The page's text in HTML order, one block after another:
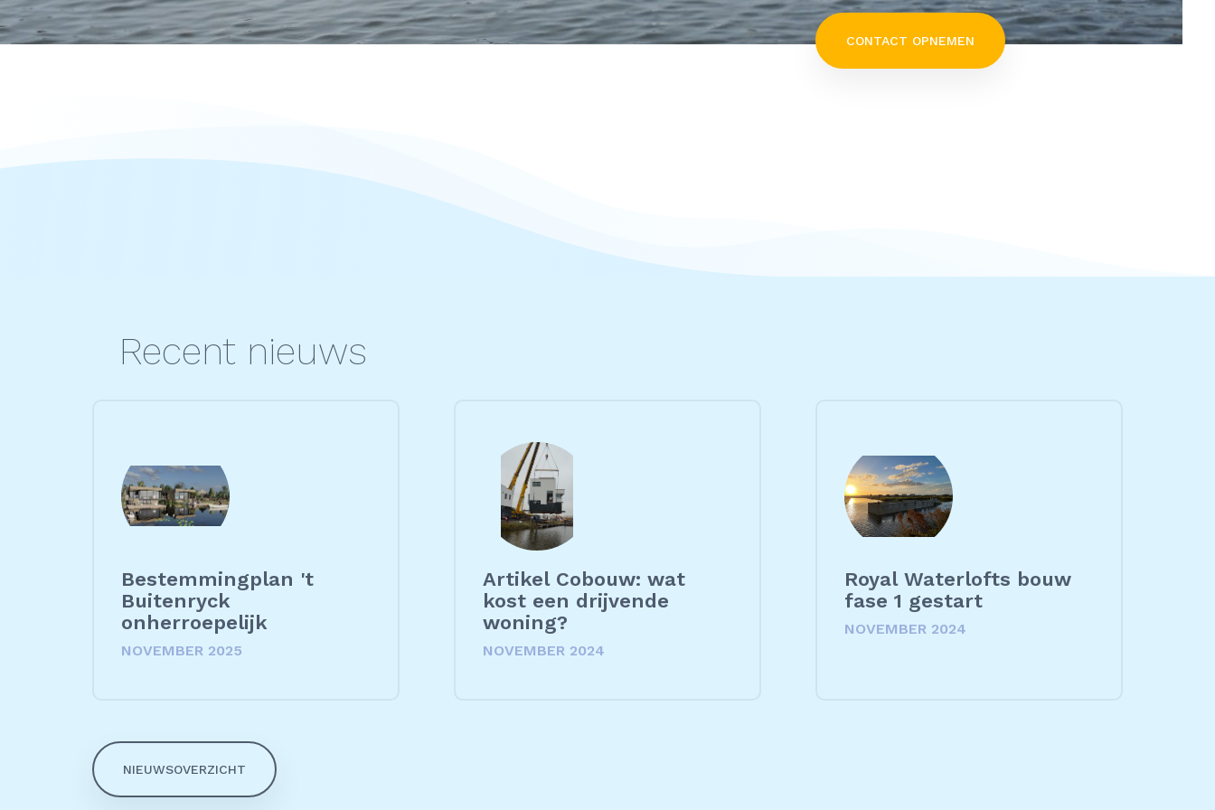
CONTACT OPNEMEN
Recent nieuws
Bestemmingplan 't
Buitenryck
onherroepelijk
NOVEMBER 2025
Artikel Cobouw: wat
kost een drijvende
woning?
NOVEMBER 2024
Royal Waterlofts bouw
fase 1 gestart
NOVEMBER 2024
NIEUWSOVERZICHT